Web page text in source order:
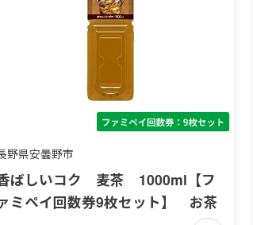
野県安曇野市
ばしいコク 麦茶 1000ml【フ
ミペイ回数券9枚セット】 お茶